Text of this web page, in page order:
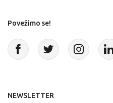
Povežimo se!
NEWSLETTER